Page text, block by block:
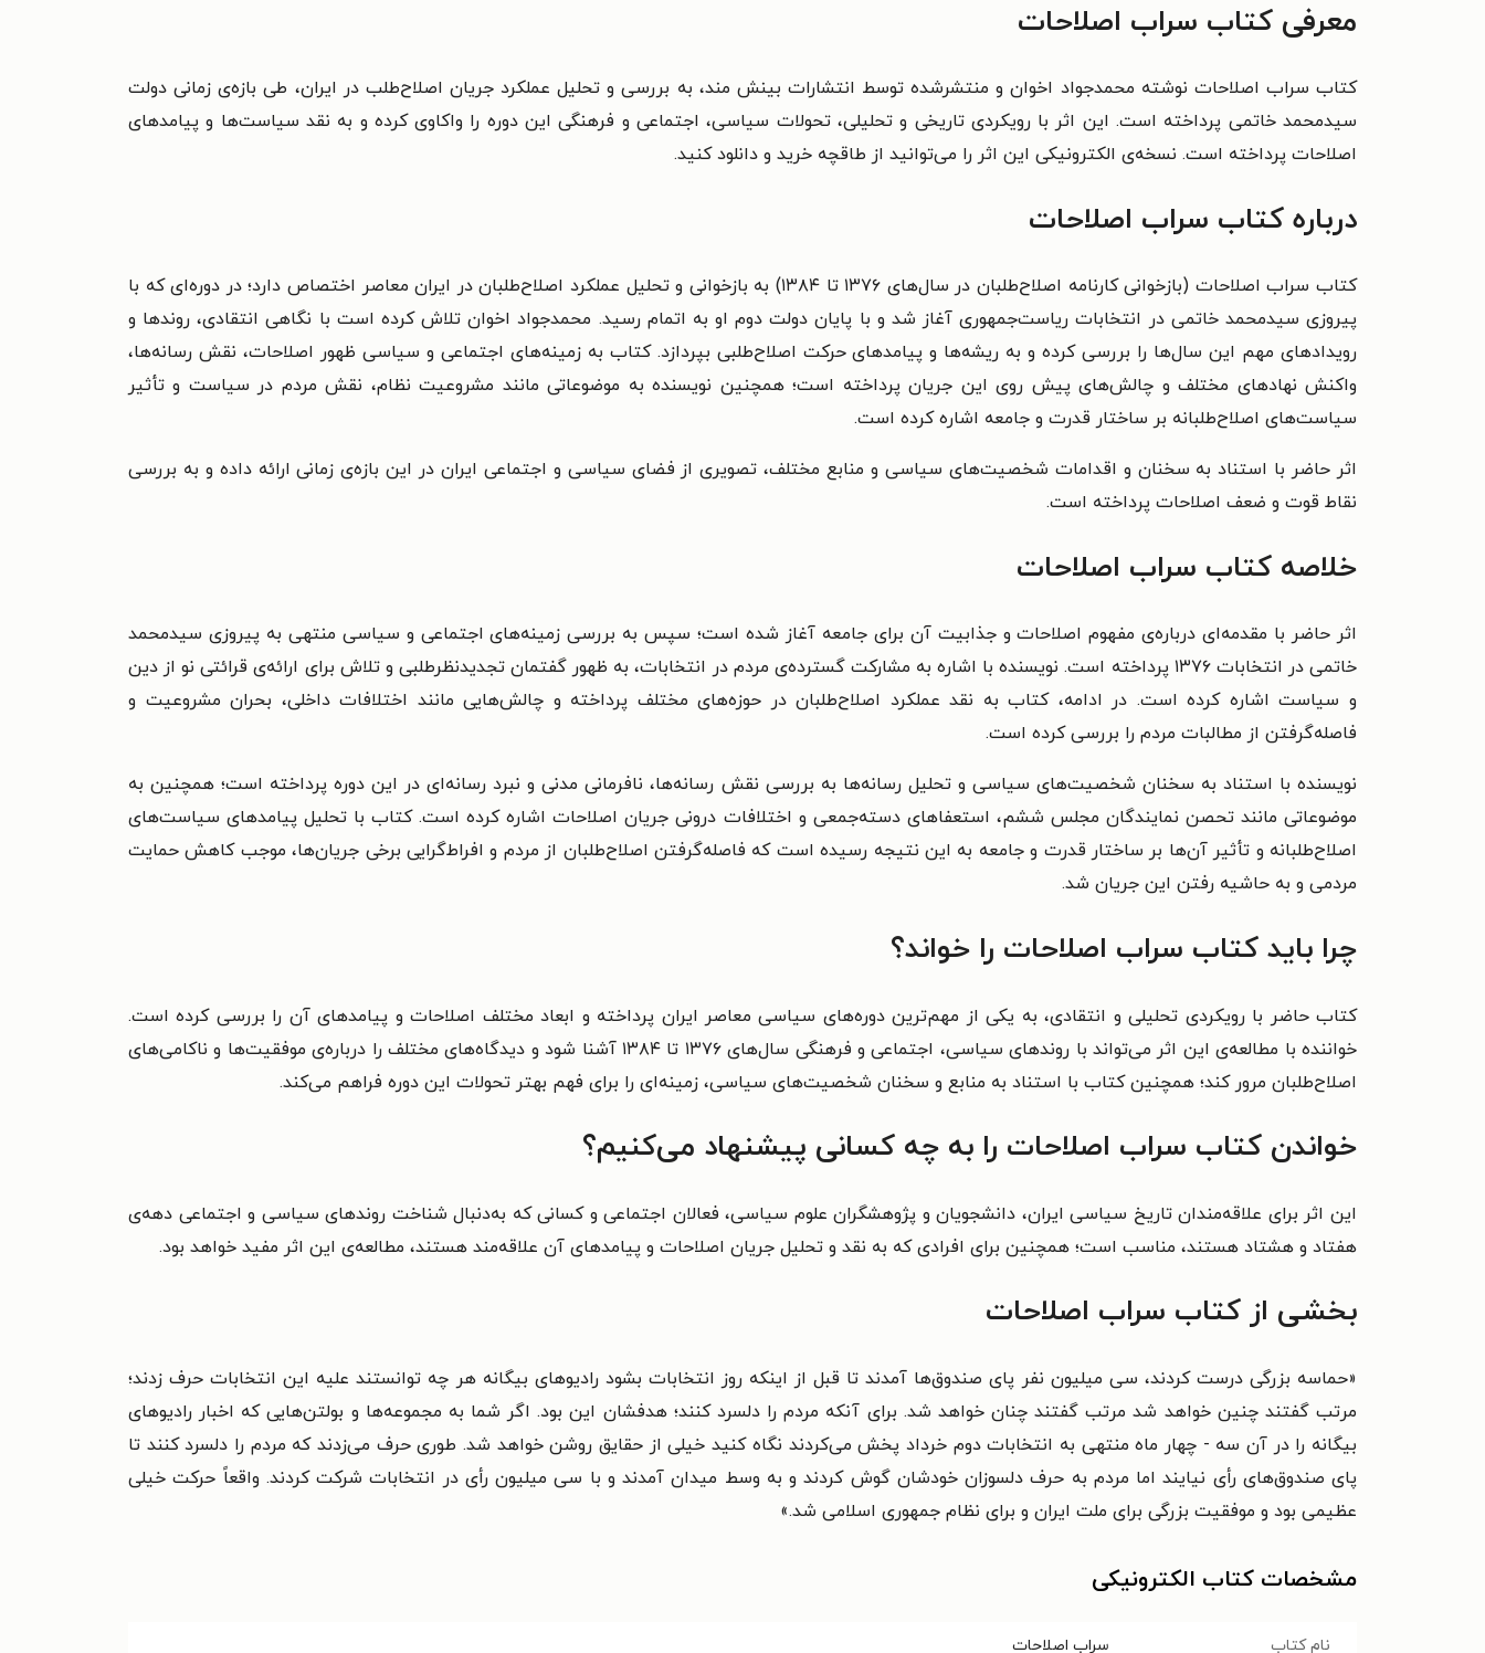
معرفی کتاب سراب اصلاحات
کتاب سراب اصلاحات نوشته‌ محمدجواد اخوان و منتشرشده توسط انتشارات بینش‌ مند، به بررسی و تحلیل عملکرد جریان اصلاح‌طلب در ایران، طی بازه‌ی زمانی دولت
سیدمحمد خاتمی پرداخته است. این اثر با رویکردی تاریخی و تحلیلی، تحولات سیاسی، اجتماعی و فرهنگی این دوره را واکاوی کرده و به نقد سیاست‌ها و پیامدهای
اصلاحات پرداخته است. نسخه‌ی الکترونیکی این اثر را می‌توانید از طاقچه خرید و دانلود کنید.
درباره کتاب سراب اصلاحات
کتاب سراب اصلاحات (بازخوانی کارنامه اصلاح‌طلبان در سال‌های ۱۳۷۶ تا ۱۳۸۴) به بازخوانی و تحلیل عملکرد اصلاح‌طلبان در ایران معاصر اختصاص دارد؛ در دوره‌ای که با
پیروزی سیدمحمد خاتمی در انتخابات ریاست‌جمهوری آغاز شد و با پایان دولت دوم او به اتمام رسید. محمدجواد اخوان تلاش کرده است با نگاهی انتقادی، روندها و
رویدادهای مهم این سال‌ها را بررسی کرده و به ریشه‌ها و پیامدهای حرکت اصلاح‌طلبی بپردازد. کتاب به زمینه‌های اجتماعی و سیاسی ظهور اصلاحات، نقش رسانه‌ها،
واکنش نهادهای مختلف و چالش‌های پیش‌ روی این جریان پرداخته است؛ همچنین نویسنده به موضوعاتی مانند مشروعیت نظام، نقش مردم در سیاست و تأثیر
سیاست‌های اصلاح‌طلبانه بر ساختار قدرت و جامعه اشاره کرده است.
اثر حاضر با استناد به سخنان و اقدامات شخصیت‌های سیاسی و منابع مختلف، تصویری از فضای سیاسی و اجتماعی ایران در این بازه‌ی زمانی ارائه داده و به بررسی
نقاط قوت و ضعف اصلاحات پرداخته است.
خلاصه کتاب سراب اصلاحات
اثر حاضر با مقدمه‌ای درباره‌ی مفهوم اصلاحات و جذابیت آن برای جامعه آغاز شده است؛ سپس به بررسی زمینه‌های اجتماعی و سیاسی منتهی به پیروزی سیدمحمد
خاتمی در انتخابات ۱۳۷۶ پرداخته است. نویسنده با اشاره به مشارکت گسترده‌ی مردم در انتخابات، به ظهور گفتمان تجدیدنظرطلبی و تلاش برای ارائه‌ی قرائتی نو از دین
و سیاست اشاره کرده است. در ادامه، کتاب به نقد عملکرد اصلاح‌طلبان در حوزه‌های مختلف پرداخته و چالش‌هایی مانند اختلافات داخلی، بحران مشروعیت و
فاصله‌گرفتن از مطالبات مردم را بررسی کرده است.
نویسنده با استناد به سخنان شخصیت‌های سیاسی و تحلیل رسانه‌ها به بررسی نقش رسانه‌ها، نافرمانی مدنی و نبرد رسانه‌ای در این دوره پرداخته است؛ همچنین به
موضوعاتی مانند تحصن نمایندگان مجلس ششم، استعفاهای دسته‌جمعی و اختلافات درونی جریان اصلاحات اشاره کرده است. کتاب با تحلیل پیامدهای سیاست‌های
اصلاح‌طلبانه و تأثیر آن‌ها بر ساختار قدرت و جامعه به این نتیجه رسیده است که فاصله‌گرفتن اصلاح‌طلبان از مردم و افراط‌گرایی برخی جریان‌ها، موجب کاهش حمایت
مردمی و به حاشیه رفتن این جریان شد.
چرا باید کتاب سراب اصلاحات را خواند؟
کتاب حاضر با رویکردی تحلیلی و انتقادی، به یکی از مهم‌ترین دوره‌های سیاسی معاصر ایران پرداخته و ابعاد مختلف اصلاحات و پیامدهای آن را بررسی کرده است.
خواننده با مطالعه‌ی این اثر می‌تواند با روندهای سیاسی، اجتماعی و فرهنگی سال‌های ۱۳۷۶ تا ۱۳۸۴ آشنا شود و دیدگاه‌های مختلف را درباره‌ی موفقیت‌ها و ناکامی‌های
اصلاح‌طلبان مرور کند؛ همچنین کتاب با استناد به منابع و سخنان شخصیت‌های سیاسی، زمینه‌ای را برای فهم بهتر تحولات این دوره فراهم می‌کند.
خواندن کتاب سراب اصلاحات را به چه کسانی پیشنهاد می‌کنیم؟
این اثر برای علاقه‌مندان تاریخ سیاسی ایران، دانشجویان و پژوهشگران علوم سیاسی، فعالان اجتماعی و کسانی که به‌دنبال شناخت روندهای سیاسی و اجتماعی دهه‌ی
هفتاد و هشتاد هستند، مناسب است؛ همچنین برای افرادی که به نقد و تحلیل جریان اصلاحات و پیامدهای آن علاقه‌مند هستند، مطالعه‌ی این اثر مفید خواهد بود.
بخشی از کتاب سراب اصلاحات
«حماسه بزرگی درست کردند، سی میلیون نفر پای صندوق‌ها آمدند تا قبل از اینکه روز انتخابات بشود رادیوهای بیگانه هر چه توانستند علیه این انتخابات حرف زدند؛
مرتب گفتند چنین خواهد شد مرتب گفتند چنان خواهد شد. برای آنکه مردم را دلسرد کنند؛ هدفشان این بود. اگر شما به مجموعه‌ها و بولتن‌هایی که اخبار رادیوهای
بیگانه را در آن سه - چهار ماه منتهی به انتخابات دوم خرداد پخش می‌کردند نگاه کنید خیلی از حقایق روشن خواهد شد. طوری حرف می‌زدند که مردم را دلسرد کنند تا
پای صندوق‌های رأی نیایند اما مردم به حرف دلسوزان خودشان گوش کردند و به وسط میدان آمدند و با سی میلیون رأی در انتخابات شرکت کردند. واقعاً حرکت خیلی
عظیمی بود و موفقیت بزرگی برای ملت ایران و برای نظام جمهوری اسلامی شد.»
مشخصات کتاب الکترونیکی
نام کتاب سراب اصلاحات